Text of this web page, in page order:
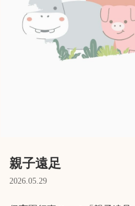
親子遠足
2026.05.29